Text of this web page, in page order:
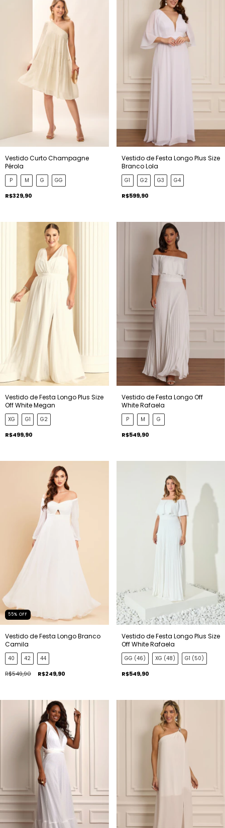
Vestido Curto Champagne
Pérola
P M G GG
R$329,90
Vestido de Festa Longo Plus Size
Branco Lola
G1 G2 G3 G4
R$599,90
Vestido de Festa Longo Plus Size
Off White Megan
XG G1 G2
R$499,90
Vestido de Festa Longo Off
White Rafaela
P M G
R$549,90
55% OFF
Vestido de Festa Longo Branco
Camila
40 42 44
R$549,90 R$249,90
Vestido de Festa Longo Plus Size
Off White Rafaela
GG (46) XG (48) G1 (50)
R$549,90